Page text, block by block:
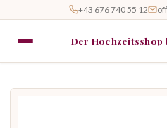
+43 676 740 55 12
Der Hochzeitsshop